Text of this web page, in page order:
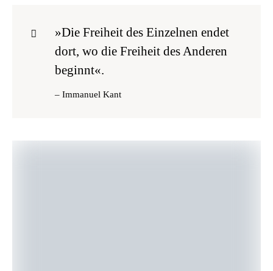
»Die Freiheit des Einzelnen endet
dort, wo die Freiheit des Anderen
beginnt«.
– Immanuel Kant